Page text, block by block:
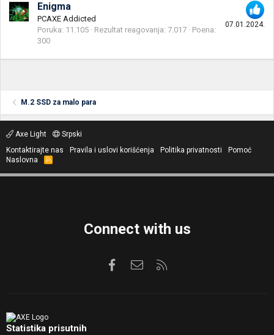
07.01.2024.
Enigma
PCAXE Addicted
Poruka 11.105 Rezultat reagovanja 7.017
Poena
300
M.2 SSD za malo para
Axe Light
Srpski
Kontaktirajte nas
Pravila i uslovi korišćenja Politika privatnosti
Pomoć
Naslovna
R
S
Connect with us
FacebookKontaktirajte nas
Statistika prisutnih